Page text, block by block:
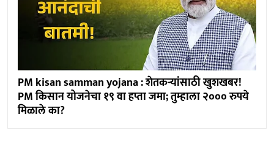
PM kisan samman yojana : शेतकऱ्यांसाठी खुशखबर!
PM किसान योजनेचा १९ वा हप्ता जमा; तुम्हाला २००० रुपये
मिळाले का?